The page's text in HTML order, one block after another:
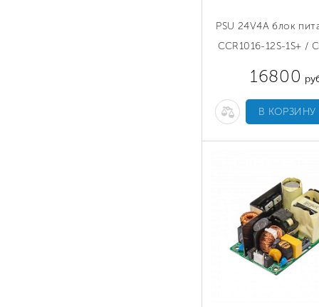
PSU 24V4A блок
CCR1016-12S-1S+ /
16800
В КОРЗИНУ